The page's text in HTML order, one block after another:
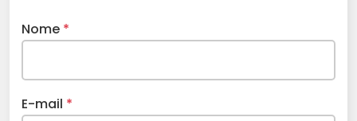
Nome *
E-mail *